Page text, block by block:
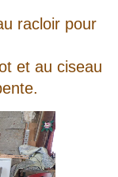
racloir pour
et au ciseau